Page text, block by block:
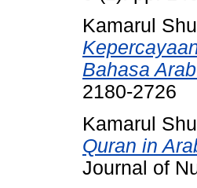
Kamarul
Bahasa
2180-2726
Kamarul
Quran in
Journal of